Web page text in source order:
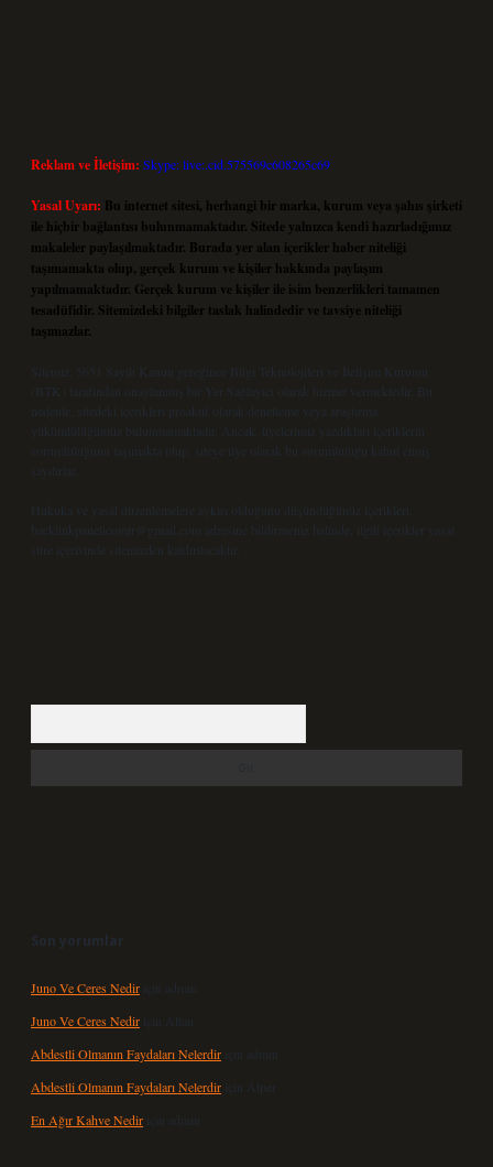
Reklam ve İletişim: Skype: live:.cid.575569c608265c69
Yasal Uyarı: Bu internet sitesi, herhangi bir marka, kurum veya şahıs şirketi
ile hiçbir bağlantısı bulunmamaktadır. Sitede yalnızca kendi hazırladığımız
makaleler paylaşılmaktadır. Burada yer alan içerikler haber niteliği
taşımamakta olup, gerçek kurum ve kişiler hakkında paylaşım
yapılmamaktadır. Gerçek kurum ve kişiler ile isim benzerlikleri tamamen
tesadüfidir. Sitemizdeki bilgiler taslak halindedir ve tavsiye niteliği
taşımazlar.
Sitemiz, 5651 Sayılı Kanun gereğince Bilgi Teknolojileri ve İletişim Kurumu
(BTK) tarafından onaylanmış bir Yer Sağlayıcı olarak hizmet vermektedir. Bu
nedenle, sitedeki içerikleri proaktif olarak denetleme veya araştırma
yükümlülüğümüz bulunmamaktadır. Ancak, üyelerimiz yazdıkları içeriklerin
sorumluluğunu taşımakta olup, siteye üye olarak bu sorumluluğu kabul etmiş
sayılırlar.
Hukuka ve yasal düzenlemelere aykırı olduğunu düşündüğünüz içerikleri,
backlinkpanelicomtr@gmail.com
adresine bildirmeniz halinde, ilgili içerikler yasal
süre içerisinde sitemizden kaldırılacaktır.
Son yorumlar
Juno Ve Ceres Nedir için
admin
Juno Ve Ceres Nedir için Altan
Abdestli Olmanın Faydaları Nelerdir için
admin
Abdestli Olmanın Faydaları Nelerdir için Alper
En Ağır Kahve Nedir için admin